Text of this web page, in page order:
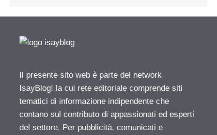
Il presente sito web è parte del network
IsayBlog! la cui rete editoriale comprende siti
tematici di informazione indipendente che
contano sul contributo di appassionati ed esperti
del settore. Per pubblicità, comunicati e